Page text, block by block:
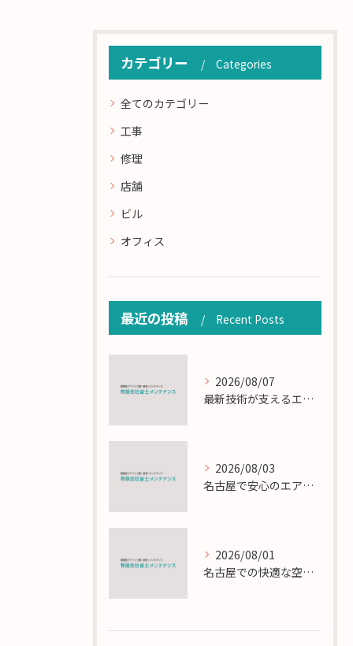
カテゴリー Categories
全てのカテゴリー
工事
修理
店舗
ビル
オフィス
最近の投稿 Recent Posts
2026/08/07
最新技術が支えるエアコン工事の匠の技術解説
2026/08/03
名古屋で安心のエアコン工事と定期メンテナンスの重要性
2026/08/01
名古屋での快適な空調を実現するエアコンサービスの技術